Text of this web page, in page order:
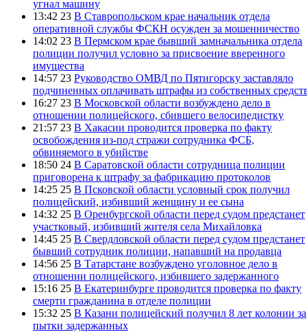
угнал машину
13:42 23 В Ставропольском крае начальник отдела
оперативной службы ФСКН осужден за мошенничество
14:02 23 В Пермском крае бывший замначальника отдела
полиции получил условно за присвоение вверенного
имущества
14:57 23 Руководство ОМВД по Пятигорску заставляло
подчиненных оплачивать штрафы из собственных
16:27 23 В Московской области возбуждено дело в
отношении полицейского, сбившего велосипедистку
21:57 23 В Хакасии проводится проверка по факту
освобождения из-под стражи сотрудника ФСБ,
обвиняемого в убийстве
18:50 24 В Саратовской области сотрудница полиции
приговорена к штрафу за фабрикацию протоколов
14:25 25 В Псковской области условный срок получил
полицейский, избивший женщину и ее сына
14:32 25 В Оренбургской области перед судом предстанет
участковый, избивший жителя села Михайловка
14:45 25 В Свердловской области перед судом предстанет
бывший сотрудник полиции, напавший на продавца
14:56 25 В Татарстане возбуждено уголовное дело в
отношении полицейского, избившего задержанного
15:16 25 В Екатеринбурге проводится проверка по факту
смерти гражданина в отделе полиции
15:32 25 В Казани полицейский получил 8 лет колонии за
пытки задержанных